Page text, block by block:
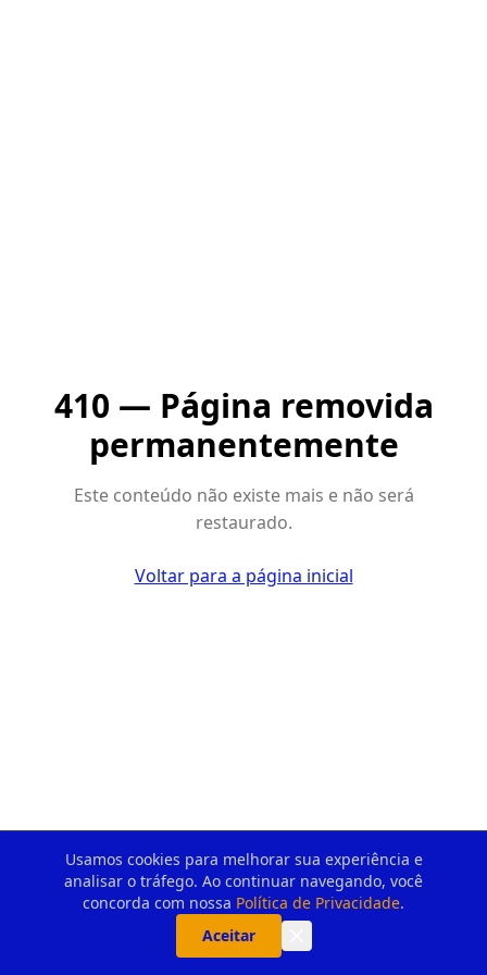
Usamos cookies para melhorar sua experiência e
analisar o tráfego. Ao continuar navegando, você
concorda com nossa Política de Privacidade.
Aceitar
410 — Página removida
permanentemente
Este conteúdo não existe mais e não será
restaurado.
Voltar para a página inicial